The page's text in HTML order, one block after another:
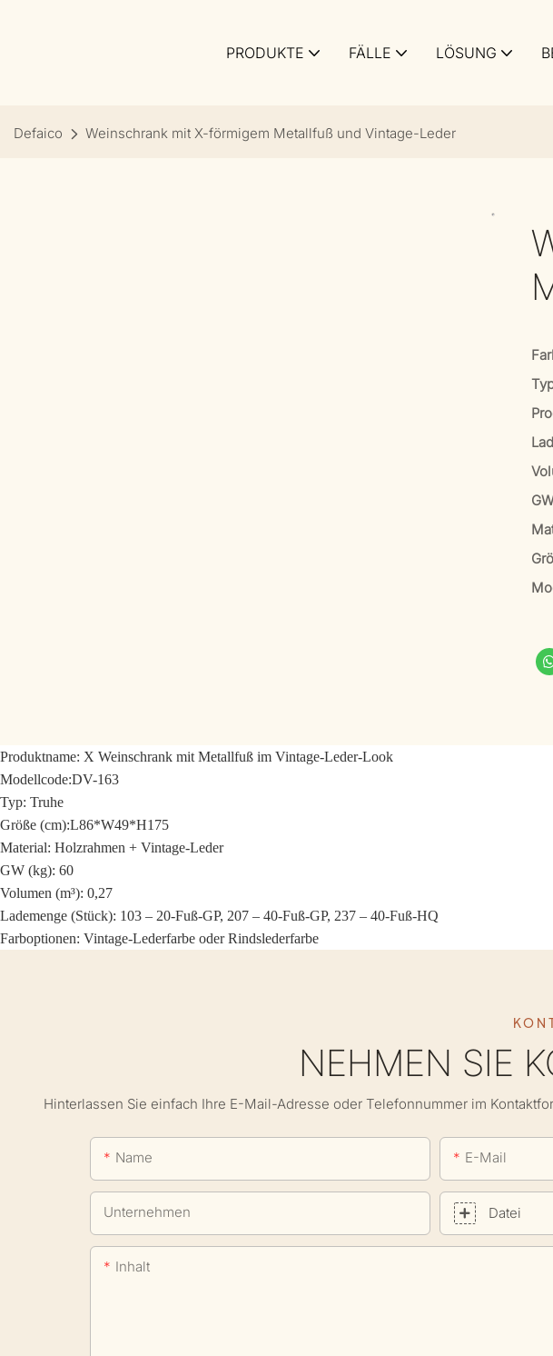
PRODUKTE FÄLLE LÖSUNG
Defaico Weinschrank mit X-förmigem Metallfuß und Vintage-Leder
Produktname: X Weinschrank mit Metallfuß im Vintage-Leder-Look
Modellcode:DV-163
Typ: Truhe
Größe (cm):L86*W49*H175
Material: Holzrahmen + Vintage-Leder
GW (kg): 60
Volumen (m³): 0,27
Lademenge (Stück): 103 – 20-Fuß-GP, 207 – 40-Fuß-GP, 237 – 40-Fuß-HQ
Farboptionen: Vintage-Lederfarbe oder Rindslederfarbe
NEHMEN SIE
Hinterlassen Sie einfach Ihre E-Mail-Adresse oder Telefonnummer im
Name E-Mail
Unternehmen Datei
Inhalt